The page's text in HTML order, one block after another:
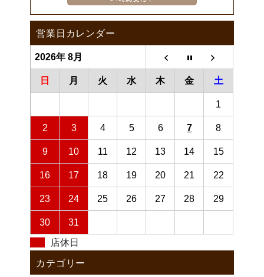
営業日カレンダー
2026年 8月
日 月 火 水 木 金 土
1
2 3 4 5 6 7 8
9 10 11 12 13 14 15
16 17 18 19 20 21 22
23 24 25 26 27 28 29
30
31
店休日
カテゴリー